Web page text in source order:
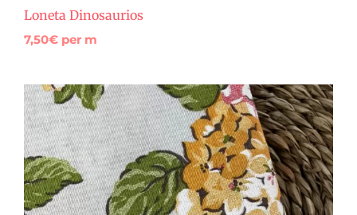
Loneta Dinosaurios
7,50€ per m